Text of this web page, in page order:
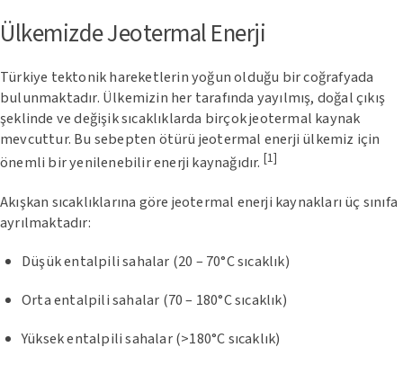
Ülkemizde Jeotermal Enerji
Türkiye tektonik hareketlerin yoğun olduğu bir coğrafyada
bulunmaktadır. Ülkemizin her tarafında yayılmış, doğal çıkış
şeklinde ve değişik sıcaklıklarda birçok jeotermal kaynak
mevcuttur. Bu sebepten ötürü jeotermal enerji ülkemiz için
önemli bir yenilenebilir enerji kaynağıdır. [1]
Akışkan sıcaklıklarına göre jeotermal enerji kaynakları üç sınıfa
ayrılmaktadır:
Düşük entalpili sahalar (20 – 70°C sıcaklık)
Orta entalpili sahalar (70 – 180°C sıcaklık)
Yüksek entalpili sahalar (>180°C sıcaklık)